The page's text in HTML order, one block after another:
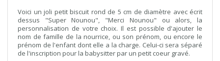
Voici un joli petit biscuit rond de 5 cm de diamètre avec écrit
dessus "Super Nounou", "Merci Nounou" ou alors, la
personnalisation de votre choix. Il est possible d'ajouter le
nom de famille de la nourrice, ou son prénom, ou encore le
prénom de l'enfant dont elle a la charge. Celui-ci sera séparé
de l'inscription pour la babysitter par un petit coeur gravé.